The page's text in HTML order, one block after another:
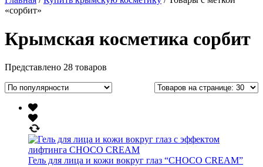
«сорбит»
Крымская косметика сорбит
Представлено 28 товаров
Гель для лица и кожи вокруг глаз “CHOCO CREAM”